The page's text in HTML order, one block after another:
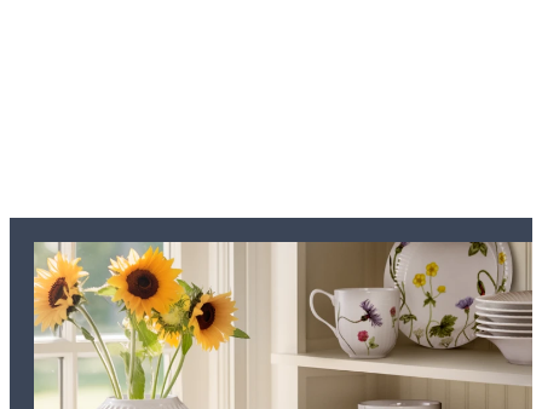
Summer. Og Rikke Jacobsen, der er kunstneren
bag akvareldekorationerne, er netop inspireret af
den danske sommers eventyrlige former, farver
og følelser.